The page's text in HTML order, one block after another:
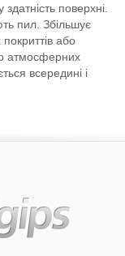
поверхні.
пил. Збільшує
або
атмосферних
всередині і